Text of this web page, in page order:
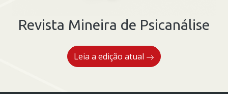
Revista Mineira de Psicanálise
Leia a edição atual